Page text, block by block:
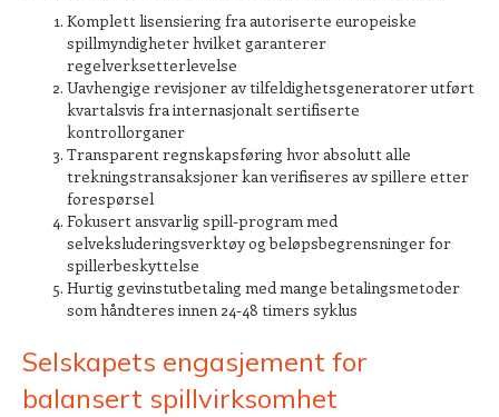
Komplett lisensiering fra autoriserte europeiske
spillmyndigheter hvilket garanterer
regelverksetterlevelse
Uavhengige revisjoner av tilfeldighetsgeneratorer utført
kvartalsvis fra internasjonalt sertifiserte
kontrollorganer
Transparent regnskapsføring hvor absolutt alle
trekningstransaksjoner kan verifiseres av spillere etter
forespørsel
Fokusert ansvarlig spill-program med
selveksluderingsverktøy og beløpsbegrensninger for
spillerbeskyttelse
Hurtig gevinstutbetaling med mange betalingsmetoder
som håndteres innen 24-48 timers syklus
Selskapets engasjement for
balansert spillvirksomhet